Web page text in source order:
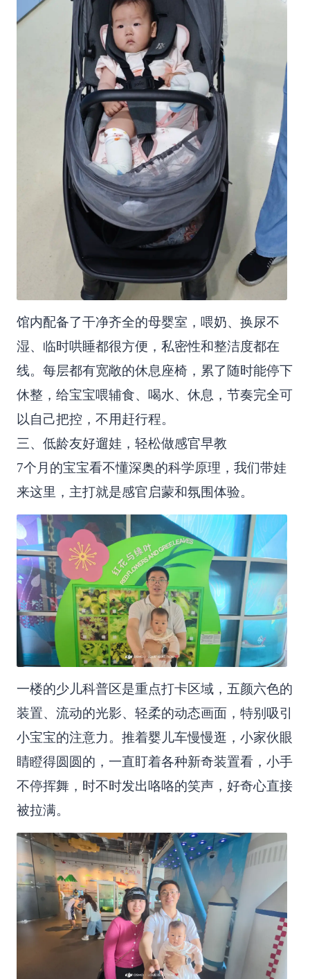
馆内配备了干净齐全的母婴室，喂奶、换尿不
湿、临时哄睡都很方便，私密性和整洁度都在
线。每层都有宽敞的休息座椅，累了随时能停下
休整，给宝宝喂辅食、喝水、休息，节奏完全可
以自己把控，不用赶行程。
三、低龄友好遛娃，轻松做感官早教
7个月的宝宝看不懂深奥的科学原理，我们带娃
来这里，主打就是感官启蒙和氛围体验。
一楼的少儿科普区是重点打卡区域，五颜六色的
装置、流动的光影、轻柔的动态画面，特别吸引
小宝宝的注意力。推着婴儿车慢慢逛，小家伙眼
睛瞪得圆圆的，一直盯着各种新奇装置看，小手
不停挥舞，时不时发出咯咯的笑声，好奇心直接
被拉满。